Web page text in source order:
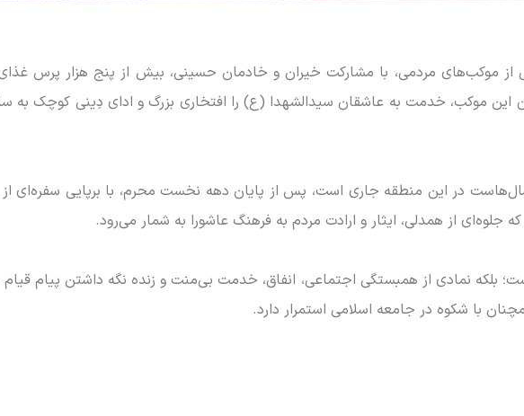
از موکب‌های مردمی، با مشارکت خیران و خادمان حسینی، بیش از پنج هزار پرس
این موکب، خدمت به عاشقان سیدالشهدا (ع) را افتخاری بزرگ و ادای دِینی
در این منطقه جاری است، پس از پایان دهه نخست محرم، با برپایی سفره‌ای
جلوه‌ای از همدلی، ایثار و ارادت مردم به فرهنگ عاشورا به شمار می‌رود.
بلکه نمادی از همبستگی اجتماعی، انفاق، خدمت بی‌منت و زنده نگه داشتن پیام
با شکوه در جامعه اسلامی استمرار دارد.